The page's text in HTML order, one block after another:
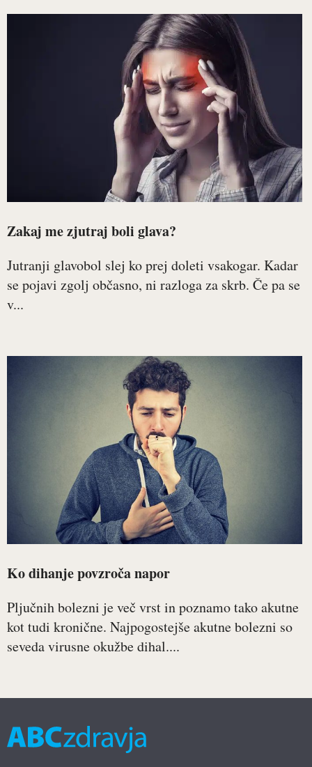
Zakaj me zjutraj boli glava?
Jutranji glavobol slej ko prej doleti vsakogar. Kadar
se pojavi zgolj občasno, ni razloga za skrb. Če pa se
v...
Ko dihanje povzroča napor
Pljučnih bolezni je več vrst in poznamo tako akutne
kot tudi kronične. Najpogostejše akutne bolezni so
seveda virusne okužbe dihal....